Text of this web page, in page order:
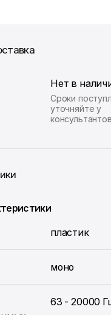
Нет в
Сроки
уточняйте у
консультантов
пластик
моно
63 - 20000